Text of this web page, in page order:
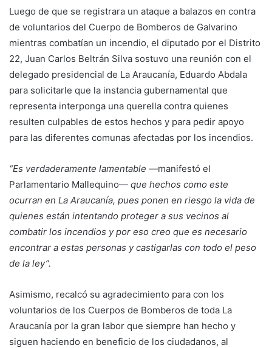
Luego de que se registrara un ataque a balazos en contra
de voluntarios del Cuerpo de Bomberos de Galvarino
mientras combatían un incendio, el diputado por el Distrito
22, Juan Carlos Beltrán Silva sostuvo una reunión con el
delegado presidencial de La Araucanía, Eduardo Abdala
para solicitarle que la instancia gubernamental que
representa interponga una querella contra quienes
resulten culpables de estos hechos y para pedir apoyo
para las diferentes comunas afectadas por los incendios.
“Es verdaderamente lamentable —manifestó el
Parlamentario Mallequino— que hechos como este
ocurran en La Araucanía, pues ponen en riesgo la vida de
quienes están intentando proteger a sus vecinos al
combatir los incendios y por eso creo que es necesario
encontrar a estas personas y castigarlas con todo el peso
de la ley”.
Asimismo, recalcó su agradecimiento para con los
voluntarios de los Cuerpos de Bomberos de toda La
Araucanía por la gran labor que siempre han hecho y
siguen haciendo en beneficio de los ciudadanos, al